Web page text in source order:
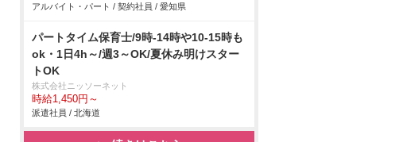
アルバイト・パート / 契約社員 / 愛知県
パートタイム保育士/9時-14時や10-15時も
ok・1日4h～/週3～OK/夏休み明けスター
トOK
株式会社ニッソーネット
時給1,450円～
派遣社員 / 北海道